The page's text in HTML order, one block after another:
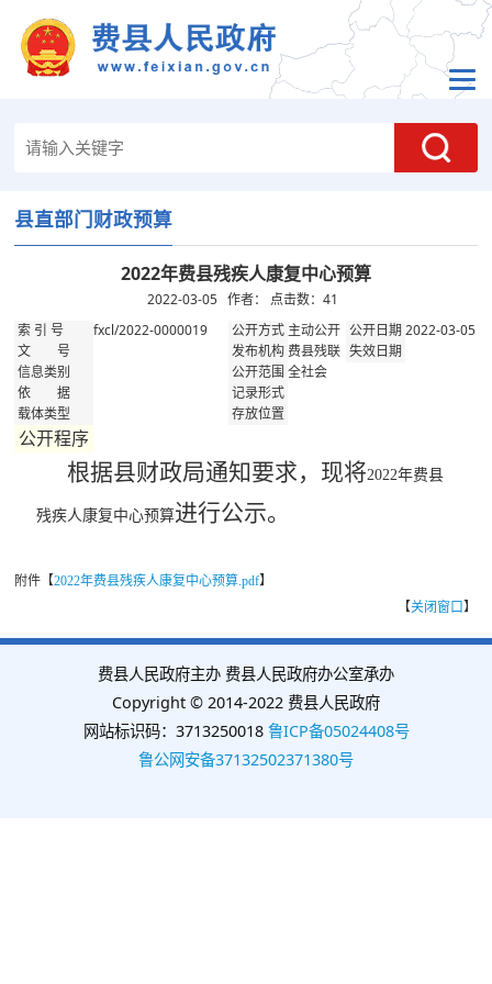
县直部门财政预算
2022年费县残疾人康复中心预算
2022-03-05 作者： 点击数： 41
索 引 号 fxcl/2022-0000019 公开方式 主动公开 公开日期2022-03-05
文 号 发布机构 费县残联 失效日期
信息类别
公开范围全社会
依 据
记录形式
载体类型
存放位置
公开程序
根据县财政局通知要求，现将2022年费县
残疾人康复中心预算进行公示。
附件【2022年费县残疾人康复中心预算.pdf】
【关闭窗口】
费县人民政府主办 费县人民政府办公室承办
Copyright © 2014-2022 费县人民政府
网站标识码：3713250018 鲁ICP备05024408号
鲁公网安备37132502371380号